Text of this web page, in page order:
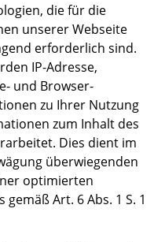
die für die
unserer Webseite
erforderlich sind.
IP-Adresse,
und Browser-
zu Ihrer Nutzung
zum Inhalt des
Dies dient im
überwiegenden
optimierten
Art. 6 Abs. 1 S. 1